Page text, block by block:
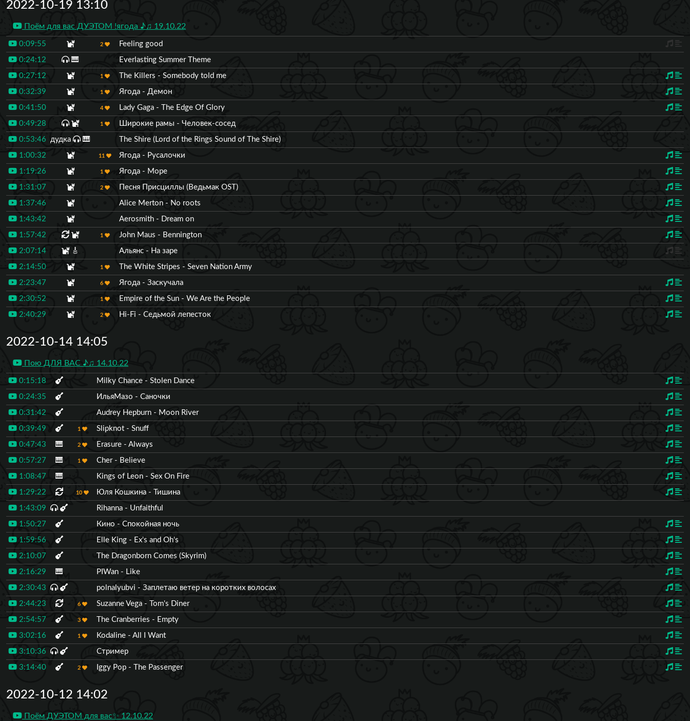
2022-10-19 13:10
Поём для вас ДУЭТОМ !ягода ♪♫ 19.10.22
0:09:55 2 Feeling good
0:24:12 🎹 Everlasting Summer Theme
0:27:12 1 The Killers - Somebody told me
0:32:39 1 Ягода - Демон
0:41:50 4 Lady Gaga - The Edge Of Glory
0:49:28 1 Широкие рамы - Человек-сосед
0:53:46 дудка 🎹 The Shire (Lord of the Rings Sound of The Shire)
1:00:32 11 Ягода - Русалочки
1:19:26 1 Ягода - Море
1:31:07 2 Песня Присциллы (Ведьмак OST)
1:37:46 Alice Merton - No roots
1:43:42 Aerosmith - Dream on
1:57:42 1 John Maus - Bennington
2:07:14 🎸 Альянс - На заре
2:14:50 1 The White Stripes - Seven Nation Army
2:23:47 6 Ягода - Заскучала
2:30:52 1 Empire of the Sun - We Are the People
2:40:29 2 Hi-Fi - Седьмой лепесток
2022-10-14 14:05
Пою ДЛЯ ВАС ♪♫ 14.10.22
0:15:18 Milky Chance - Stolen Dance
0:24:35 ИльяМазо - Саночки
0:31:42 Audrey Hepburn - Moon River
0:39:49 1 Slipknot - Snuff
0:47:43 🎹 2 Erasure - Always
0:57:27 🎹 1 Cher - Believe
1:08:47 🎹 Kings of Leon - Sex On Fire
1:29:22 10 Юля Кошкина - Тишина
1:43:09 Rihanna - Unfaithful
1:50:27 Кино - Спокойная ночь
1:59:56 Elle King - Ex's and Oh's
2:10:07 The Dragonborn Comes (Skyrim)
2:16:29 🎹 PIWan - Like
2:30:43 polnalyubvi - Заплетаю ветер на коротких волосах
2:44:23 6 Suzanne Vega - Tom's Diner
2:54:57 3 The Cranberries - Empty
3:02:16 1 Kodaline - All I Want
3:10:36 Стример
3:14:40 2 Iggy Pop - The Passenger
2022-10-12 14:02
Поём ДУЭТОМ для вас✨ 12.10.22